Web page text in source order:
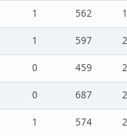
1 562
1 597
0 459
0 687
1 574